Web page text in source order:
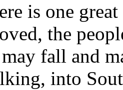
is one
the
fall and
into